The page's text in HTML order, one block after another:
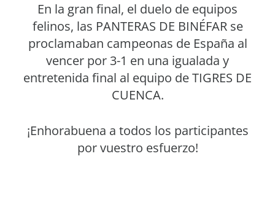
En la gran final, el duelo de equipos
felinos, las PANTERAS DE BINÉFAR se
proclamaban campeonas de España al
vencer por 3-1 en una igualada y
entretenida final al equipo de TIGRES DE
CUENCA.
¡Enhorabuena a todos los participantes
por vuestro esfuerzo!